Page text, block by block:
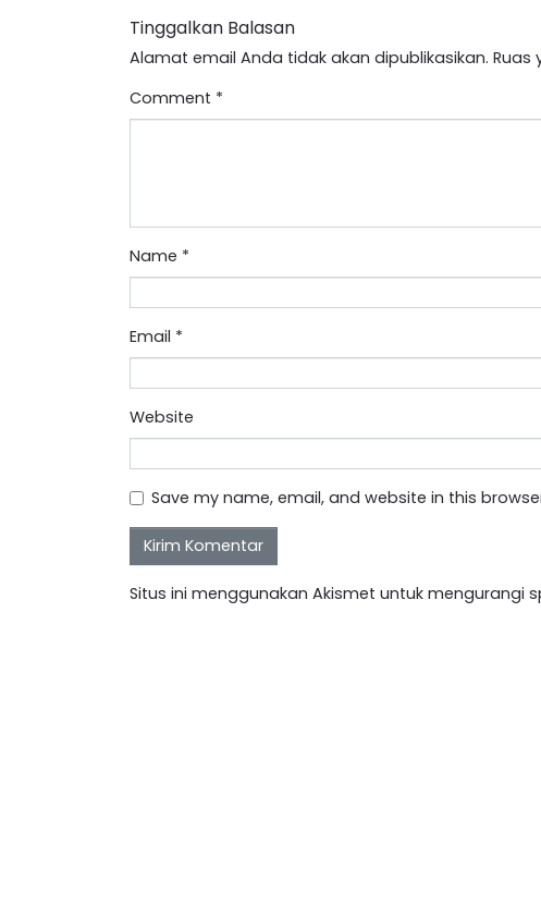
Tinggalkan Balasan
Alamat email Anda tidak akan dipublikasikan. Ruas
Comment *
Name *
Email *
Website
Save my name, email, and website in this
Situs ini menggunakan Akismet untuk mengurangi